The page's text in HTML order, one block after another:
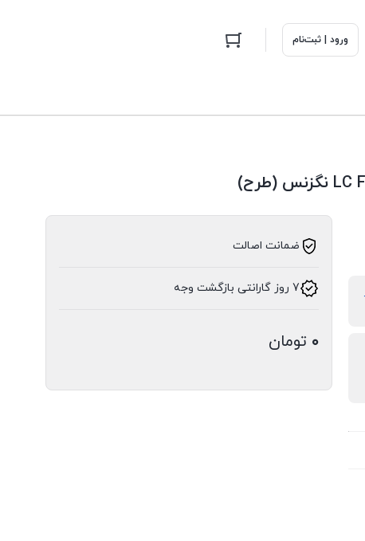
ورود | ثبت‌نام
ضمانت اصالت
7 روز گارانتی بازگشت وجه
۰ تومان